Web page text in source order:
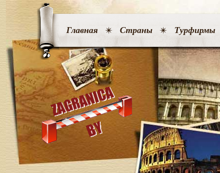
Главная Страны Турфирмы